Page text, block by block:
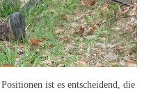
ist es entscheidend, die